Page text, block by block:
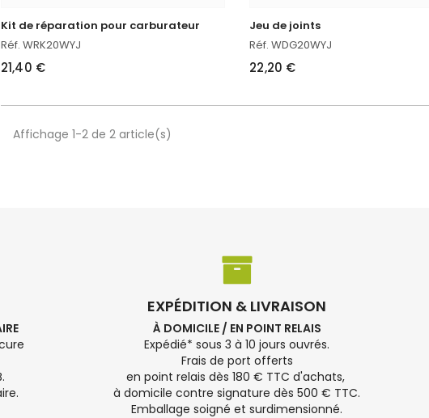
Kit de réparation pour carburateur
Réf. WRK20WYJ
21,40 €
Jeu de joints
Réf. WDG20WYJ
22,20 €
Affichage 1-2 de 2 article(s)
EXPÉDITION & LIVRAISON
À DOMICILE / EN POINT RELAIS
Expédié* sous 3 à 10 jours ouvrés.
Frais de port offerts
en point relais dès 180 € TTC d'achats,
à domicile contre signature dès 500 € TTC.
Emballage soigné et surdimensionné.